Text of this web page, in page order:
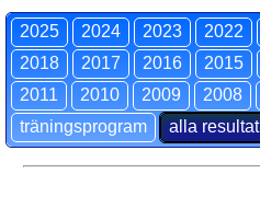
2025 2024 2023 2022
2018
2017 2016 2015
2011
2010 2009 2008
träningsprogram
alla resultat